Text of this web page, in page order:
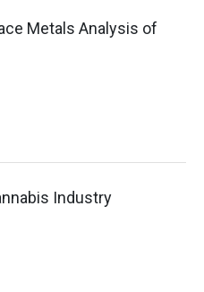
Metals Analysis of
Industry